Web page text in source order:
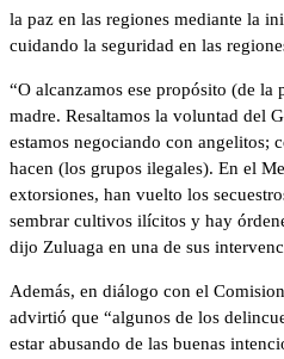
la paz en las regiones mediante la
cuidando la seguridad en las
“O alcanzamos ese propósito (de la
madre. Resaltamos la voluntad del
estamos negociando con angelitos;
hacen (los grupos ilegales). En el
extorsiones, han vuelto los
sembrar cultivos ilícitos y hay
dijo Zuluaga en una de sus
Además, en diálogo con el
advirtió que “algunos de los
estar abusando de las buenas